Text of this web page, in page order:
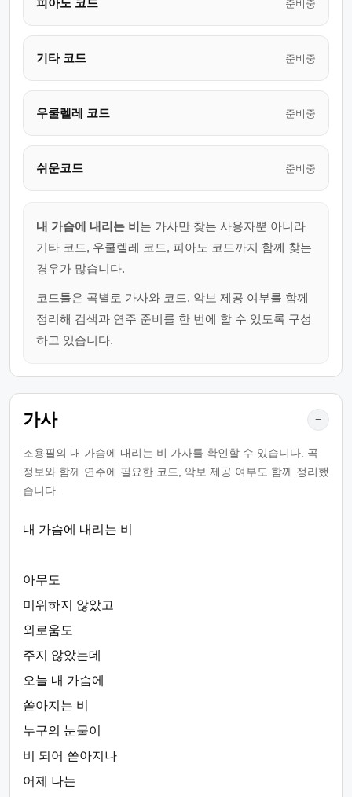
피아노 코드 준비중
기타 코드 준비중
우쿨렐레 코드 준비중
쉬운코드 준비중
내 가슴에 내리는 비는 가사만 찾는 사용자뿐 아니라
기타 코드, 우쿨렐레 코드, 피아노 코드까지 함께 찾는
경우가 많습니다.
코드툴은 곡별로 가사와 코드, 악보 제공 여부를 함께
정리해 검색과 연주 준비를 한 번에 할 수 있도록 구성
하고 있습니다.
가사 −
조용필의 내 가슴에 내리는 비 가사를 확인할 수 있습니다. 곡
정보와 함께 연주에 필요한 코드, 악보 제공 여부도 함께 정리했
습니다.
내 가슴에 내리는 비
아무도
미워하지 않았고
외로움도
주지 않았는데
오늘 내 가슴에
쏟아지는 비
누구의 눈물이
비 되어 쏟아지나
어제 나는